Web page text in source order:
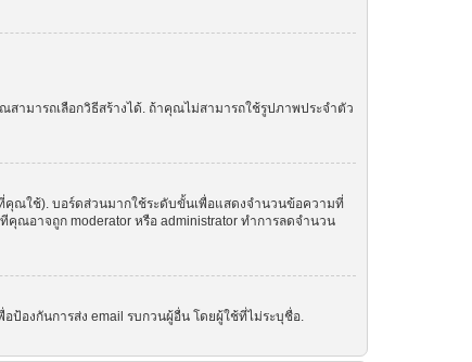
ามารถเลือกวิธีสร้างได้. ถ้าคุณไม่สามารถใช้รูปภาพประจำตัว
ณใช้). บอร์ดส่วนมากใช้ระดับขั้นเพื่อแสดงจำนวนข้อความที่
คุณอาจถูก moderator หรือ administrator ทำการลดจำนวน
องกันการส่ง email รบกวนผู้อื่น โดยผู้ใช้ที่ไม่ระบุชื่อ.